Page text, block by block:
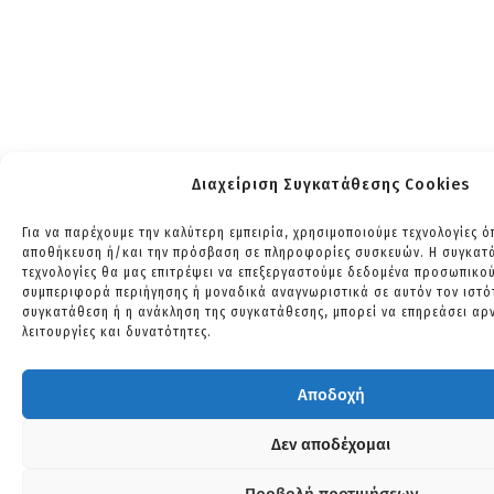
Διαχείριση Συγκατάθεσης Cookies
Για να παρέχουμε την καλύτερη εμπειρία, χρησιμοποιούμε τεχνολογίες
αποθήκευση ή/και την πρόσβαση σε πληροφορίες συσκευών. Η
τεχνολογίες θα μας επιτρέψει να επεξεργαστούμε δεδομένα
συμπεριφορά περιήγησης ή μοναδικά αναγνωριστικά σε αυτόν τον
συγκατάθεση ή η ανάκληση της συγκατάθεσης, μπορεί να επηρεάσει
λειτουργίες και δυνατότητες.
Αποδοχή
Δεν αποδέχομαι